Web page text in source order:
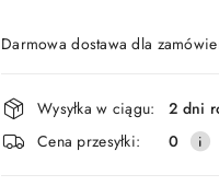
Darmowa dostawa dla
Dostępność
i
dostawa
Wysyłka w ciągu:
2 dni
Cena przesyłki:
0